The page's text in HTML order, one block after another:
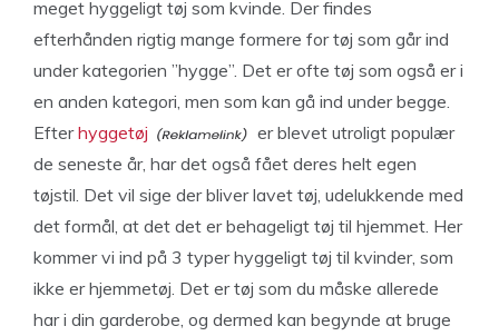
meget hyggeligt tøj som kvinde. Der findes
efterhånden rigtig mange formere for tøj som går ind
under kategorien ’’hygge’’. Det er ofte tøj som også er i
en anden kategori, men som kan gå ind under begge.
Efterhyggetøj
er blevet utroligt populær
de seneste år, har det også fået deres helt egen
tøjstil. Det vil sige der bliver lavet tøj, udelukkende med
det formål, at det det er behageligt tøj til hjemmet. Her
kommer vi ind på 3 typer hyggeligt tøj til kvinder, som
ikke er hjemmetøj. Det er tøj som du måske allerede
har i din garderobe, og dermed kan begynde at bruge